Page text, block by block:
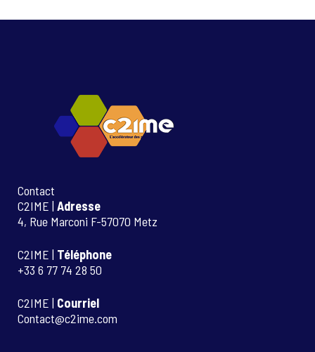
Contact
C2IME | Adresse
4, Rue Marconi F-57070 Metz
C2IME | Téléphone
+33 6 77 74 28 50
C2IME | Courriel
Contact@c2ime.com